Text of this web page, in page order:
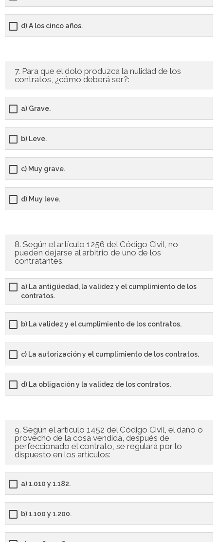
d) A los cinco años.
7. Para que el dolo produzca la nulidad de los
contratos, ¿cómo deberá ser?:
a) Grave.
b) Leve.
c) Muy grave.
d) Muy leve.
8. Según el artículo 1256 del Código Civil, no
pueden dejarse al arbitrio de uno de los
contratantes:
a) La antigüedad, la validez y el cumplimiento de los
contratos.
b) La validez y el cumplimiento de los contratos.
c) La autorización y el cumplimiento de los contratos.
d) La obligación y la validez de los contratos.
9. Según el artículo 1452 del Código Civil, el daño o
provecho de la cosa vendida, después de
perfeccionado el contrato, se regulará por lo
dispuesto en los artículos:
a) 1.010 y 1.182.
b) 1.100 y 1.200.